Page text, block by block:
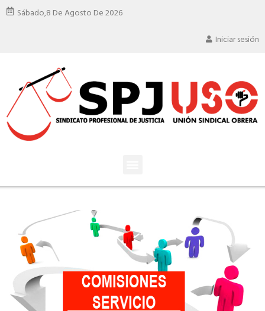
Sábado,8 De Agosto De 2026
Iniciar sesión